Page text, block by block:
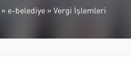
» e-belediye » Vergi İşlemleri